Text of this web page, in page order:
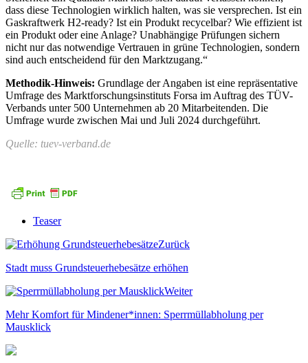
dass diese Technologien wirklich halten, was sie versprechen. Ist ein
Gaskraftwerk H2-ready? Ist ein Produkt recycelbar? Wie effizient ist
ein Produkt oder eine Anlage? Unabhängige Prüfungen sichern
nicht nur das notwendige Vertrauen in grüne Technologien, sondern
sind auch entscheidend für den Marktzugang.“
Methodik-Hinweis: Grundlage der Angaben ist eine repräsentative
Umfrage des Marktforschungsinstituts Forsa im Auftrag des TÜV-
Verbands unter 500 Unternehmen ab 20 Mitarbeitenden. Die
Umfrage wurde zwischen Mai und Juli 2024 durchgeführt.
Quelle: tuev-verband.de
Teaser
Zurück
Stadt muss Grundsteuerhebesätze erhöhen
Weiter
Mehr Komfort für Mindener*innen: Sperrmüllabholung per
Mausklick